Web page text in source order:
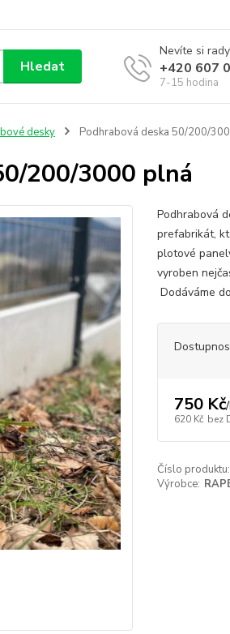
Hledat
Nevíte si
+420 607
7-15 hodina
desky Podhrabová deska 50/200/
200/3000 plná
Podhrabová
prefabrikát,
plotové
vyroben
Dodáváme
750 Kč/
620 Kč bez
Číslo produktu:
Výrobce: